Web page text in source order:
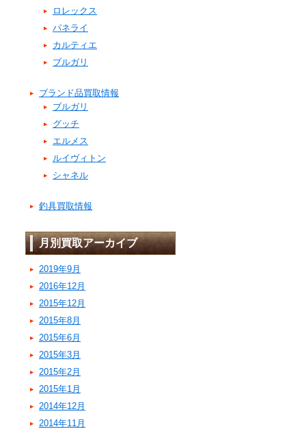
ロレックス
パネライ
カルティエ
ブルガリ
ブランド品買取情報
ブルガリ
グッチ
エルメス
ルイヴィトン
シャネル
釣具買取情報
月別買取アーカイブ
2019年9月
2016年12月
2015年12月
2015年8月
2015年6月
2015年3月
2015年2月
2015年1月
2014年12月
2014年11月